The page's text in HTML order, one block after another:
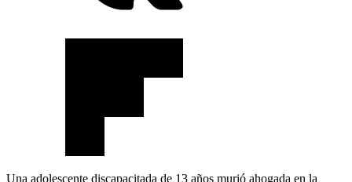
Una adolescente discapacitada de 13 años murió ahogada en la